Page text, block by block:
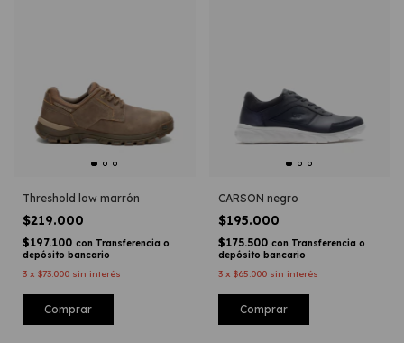
Threshold low marrón
$219.000
$197.100 con Transferencia o
depósito bancario
3 x $73.000 sin interés
Comprar
CARSON negro
$195.000
$175.500 con Transferencia o
depósito bancario
3 x $65.000 sin interés
Comprar